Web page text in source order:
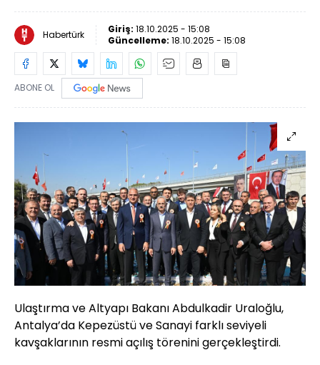
Habertürk Giriş: 18.10.2025 - 15:08
Güncelleme: 18.10.2025 - 15:08
ABONE OL
Ulaştırma ve Altyapı Bakanı Abdulkadir Uraloğlu,
Antalya’da Kepezüstü ve Sanayi farklı seviyeli
kavşaklarının resmi açılış törenini gerçekleştirdi.